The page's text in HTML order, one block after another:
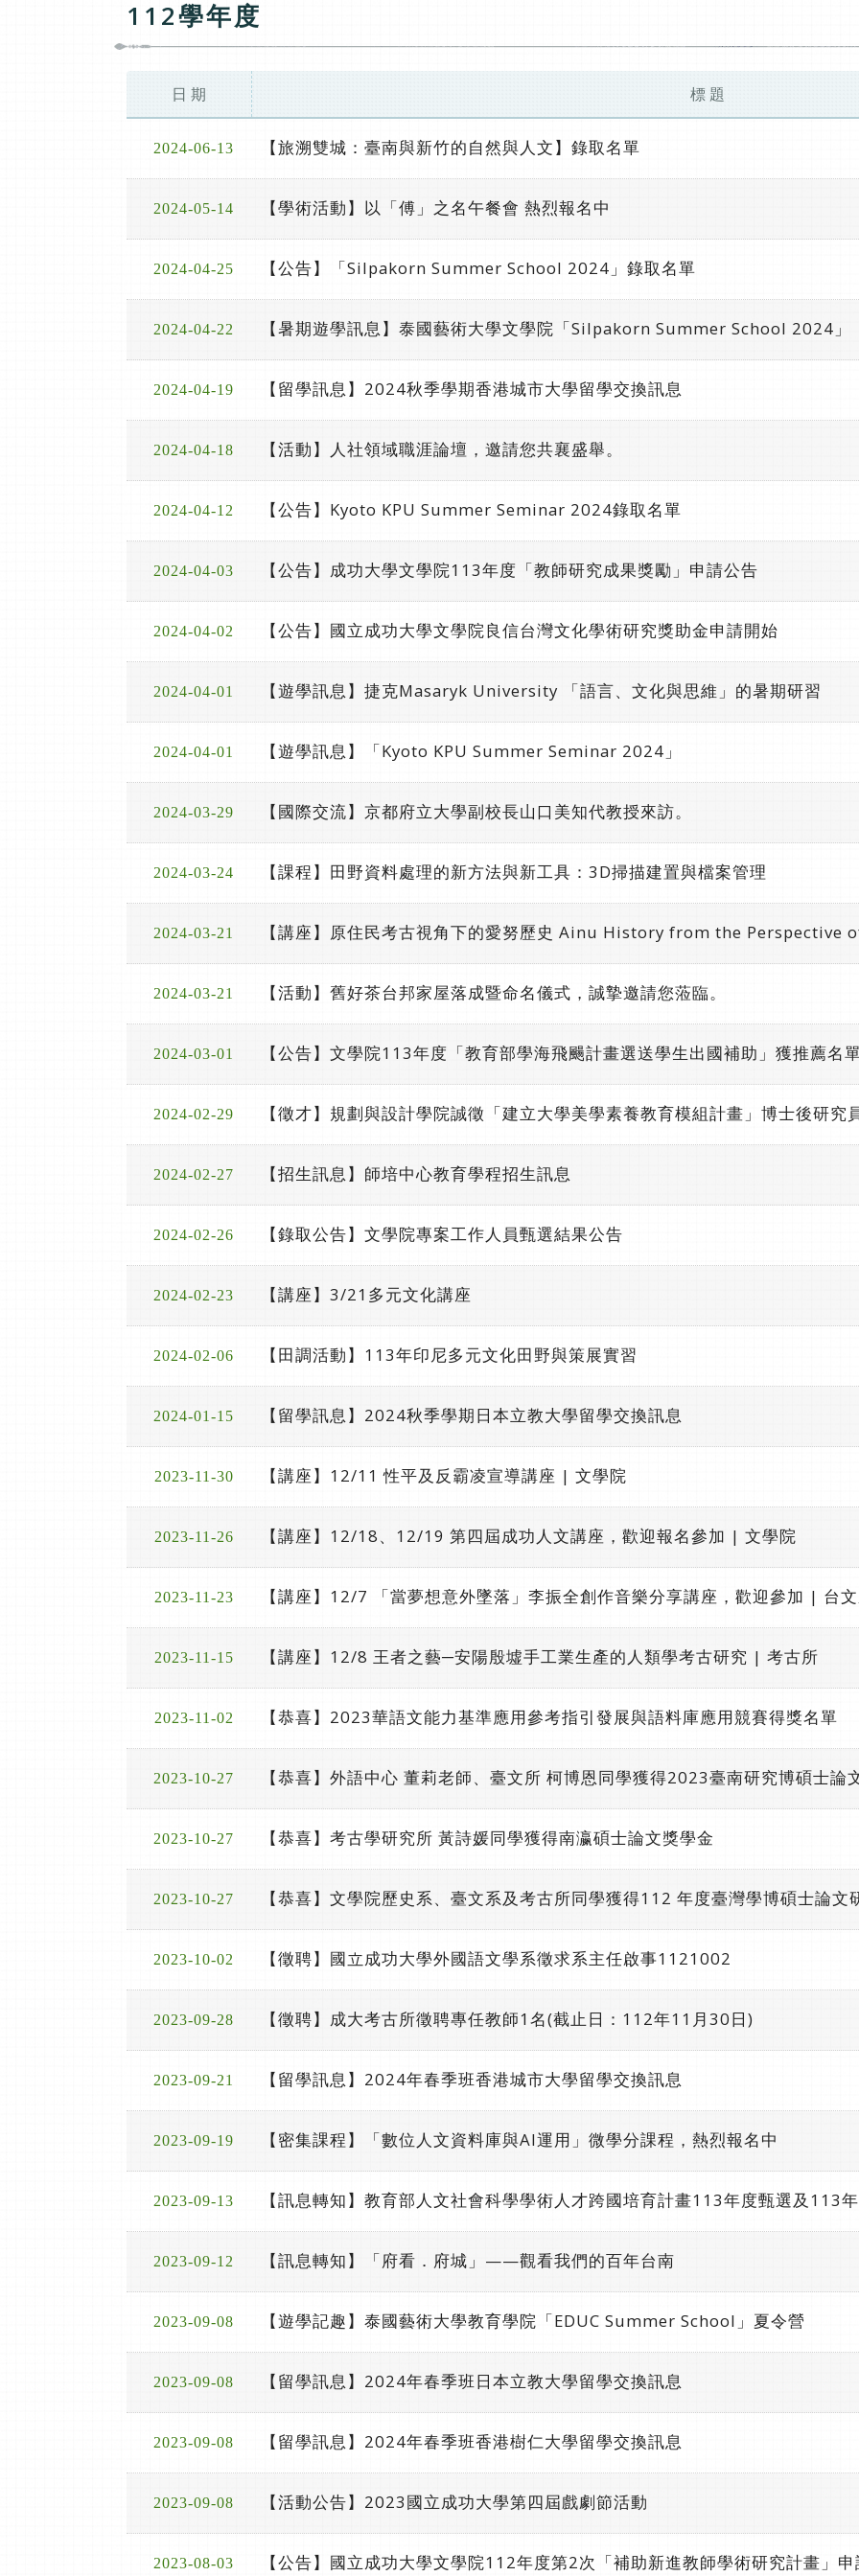
112學年度
日 期 標 題
2024-06-13 【旅溯雙城：臺南與新竹的自然與人文】錄取名單
2024-05-14 【學術活動】以「傅」之名午餐會 熱烈報名中
2024-04-25 【公告】「Silpakorn Summer School 2024」錄取名單
2024-04-22 【暑期遊學訊息】泰國藝術大學文學院「Silpakorn Summer School 2024」
2024-04-19 【留學訊息】2024秋季學期香港城市大學留學交換訊息
2024-04-18 【活動】人社領域職涯論壇，邀請您共襄盛舉。
2024-04-12 【公告】Kyoto KPU Summer Seminar 2024錄取名單
2024-04-03 【公告】成功大學文學院113年度「教師研究成果獎勵」申請公告
2024-04-02 【公告】國立成功大學文學院良信台灣文化學術研究獎助金申請開始
2024-04-01 【遊學訊息】捷克Masaryk University 「語言、文化與思維」的暑期研習
2024-04-01 【遊學訊息】「Kyoto KPU Summer Seminar 2024」
2024-03-29 【國際交流】京都府立大學副校長山口美知代教授來訪。
2024-03-24 【課程】田野資料處理的新方法與新工具：3D掃描建置與檔案管理
2024-03-21 【講座】原住民考古視角下的愛努歷史 Ainu History from the
2024-03-21 【活動】舊好茶台邦家屋落成暨命名儀式，誠摯邀請您蒞臨。
2024-03-01 【公告】文學院113年度「教育部學海飛颺計畫選送學生出國補助」獲推薦名
2024-02-29 【徵才】規劃與設計學院誠徵「建立大學美學素養教育模組計畫」博士後研究
2024-02-27 【招生訊息】師培中心教育學程招生訊息
2024-02-26 【錄取公告】文學院專案工作人員甄選結果公告
2024-02-23 【講座】3/21多元文化講座
2024-02-06 【田調活動】113年印尼多元文化田野與策展實習
2024-01-15 【留學訊息】2024秋季學期日本立教大學留學交換訊息
2023-11-30 【講座】12/11 性平及反霸凌宣導講座 | 文學院
2023-11-26 【講座】12/18、12/19 第四屆成功人文講座，歡迎報名參加 | 文學院
2023-11-23 【講座】12/7 「當夢想意外墜落」李振全創作音樂分享講座，歡迎參加 | 台
2023-11-15 【講座】12/8 王者之藝─安陽殷墟手工業生產的人類學考古研究 | 考古所
2023-11-02 【恭喜】2023華語文能力基準應用參考指引發展與語料庫應用競賽得獎名單
2023-10-27 【恭喜】外語中心 董莉老師、臺文所 柯博恩同學獲得2023臺南研究博碩士論
2023-10-27 【恭喜】考古學研究所 黃詩媛同學獲得南瀛碩士論文獎學金
2023-10-27 【恭喜】文學院歷史系、臺文系及考古所同學獲得112 年度臺灣學博碩士論文
2023-10-02 【徵聘】國立成功大學外國語文學系徵求系主任啟事1121002
2023-09-28 【徵聘】成大考古所徵聘專任教師1名(截止日：112年11月30日)
2023-09-21 【留學訊息】2024年春季班香港城市大學留學交換訊息
2023-09-19 【密集課程】「數位人文資料庫與AI運用」微學分課程，熱烈報名中
2023-09-13 【訊息轉知】教育部人文社會科學學術人才跨國培育計畫113年度甄選及113
2023-09-12 【訊息轉知】「府看．府城」——觀看我們的百年台南
2023-09-08 【遊學記趣】泰國藝術大學教育學院「EDUC Summer School」夏令營
2023-09-08 【留學訊息】2024年春季班日本立教大學留學交換訊息
2023-09-08 【留學訊息】2024年春季班香港樹仁大學留學交換訊息
2023-09-08 【活動公告】2023國立成功大學第四屆戲劇節活動
2023-08-03 【公告】國立成功大學文學院112年度第2次「補助新進教師學術研究計畫」